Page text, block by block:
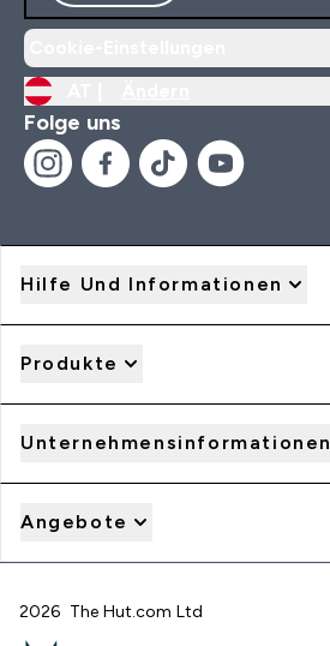
Folge uns
Hilfe Und Informationen
Produkte
Unternehmensinformationen
Angebote
2026 The Hut.com Ltd